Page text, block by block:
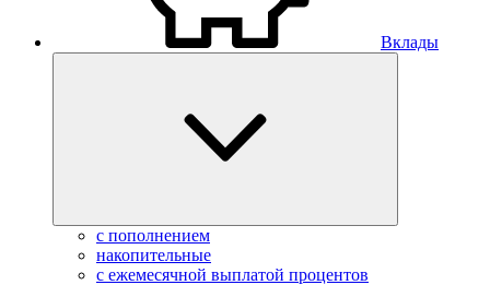
Вклады
с пополнением
накопительные
с ежемесячной выплатой процентов